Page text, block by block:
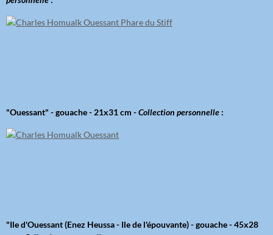
"Ouessant" - gouache - 21x31 cm -Collection personnelle :
"Ile d'Ouessant (Enez Heussa - Ile de l'épouvante) - gouache - 45x28